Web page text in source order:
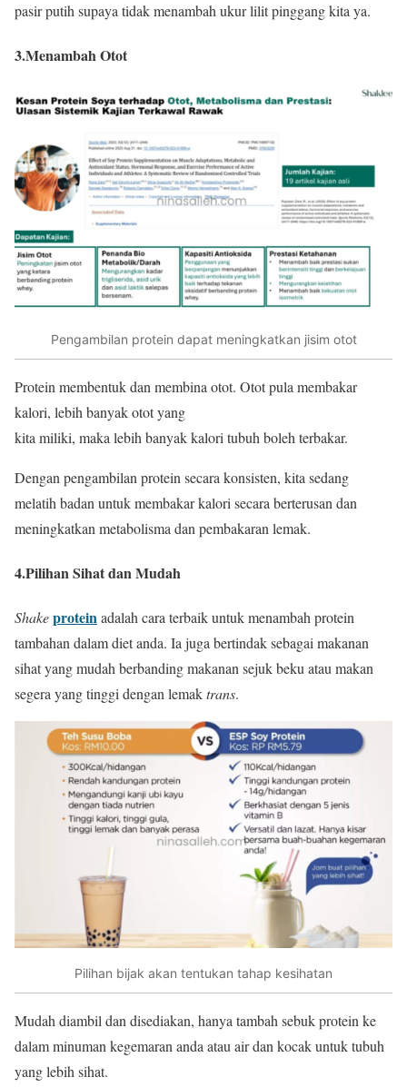
pasir putih supaya tidak menambah ukur lilit pinggang kita ya.
3.Menambah Otot
Pengambilan protein dapat meningkatkan jisim otot
Protein membentuk dan membina otot. Otot pula membakar
kalori, lebih banyak otot yang
kita miliki, maka lebih banyak kalori tubuh boleh terbakar.
Dengan pengambilan protein secara konsisten, kita sedang
melatih badan untuk membakar kalori secara berterusan dan
meningkatkan metabolisma dan pembakaran lemak.
4.Pilihan Sihat dan Mudah
Shakeproteinadalah cara terbaik untuk menambah protein
tambahan dalam diet anda. Ia juga bertindak sebagai makanan
sihat yang mudah berbanding makanan sejuk beku atau makan
segera yang tinggi dengan lemaktrans.
Pilihan bijak akan tentukan tahap kesihatan
Mudah diambil dan disediakan, hanya tambah sebuk protein ke
dalam minuman kegemaran anda atau air dan kocak untuk tubuh
yang lebih sihat.